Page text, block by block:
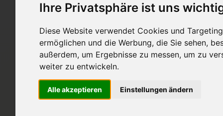
Ihre Privatsphäre ist uns
Diese Website verwendet Cookies und
ermöglichen und die Werbung, die Sie sehen,
außerdem, um Ergebnisse zu messen, um zu
weiter zu entwickeln.
Alle akzeptieren Einstellungen ändern
Startseite Wirtschaft
BWLB04_XX2
Angeboten wird meine
Sie dient ausschließlich als
Referenzlösung und darf
Die Einsendeaufgabe wurde